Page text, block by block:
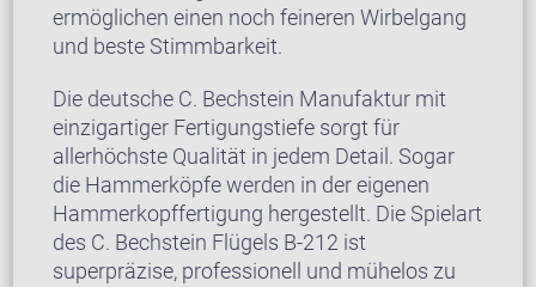
ermöglichen einen noch feineren Wirbelgang
und beste Stimmbarkeit.
Die deutsche C. Bechstein Manufaktur mit
einzigartiger Fertigungstiefe sorgt für
allerhöchste Qualität in jedem Detail. Sogar
die Hammerköpfe werden in der eigenen
Hammerkopffertigung hergestellt. Die Spielart
des C. Bechstein Flügels B-212 ist
superpräzise, professionell und mühelos zu